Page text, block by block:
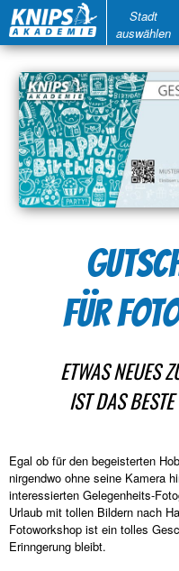
Stadt
auswählen
FÜR
ETWAS NEUES
IST DAS
Egal ob für den begeisterten
nirgendwo ohne seine Kamera
interessierten Gelegenheits-
Urlaub mit tollen Bildern nach
Fotoworkshop ist ein tolles
Erinngerung bleibt.